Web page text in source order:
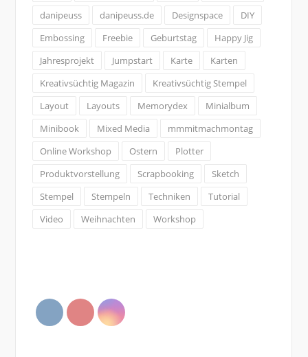
danipeuss
danipeuss.de Designspace
DIY
Embossing
Freebie Geburtstag
Happy Jig
Jahresprojekt
Jumpstart Karte
Karten
Kreativsüchtig Magazin
Kreativsüchtig Stempel
Layout
Layouts Memorydex
Minialbum
Minibook
Mixed Media
mmmitmachmontag
Online Workshop
Ostern
Plotter
Produktvorstellung
Scrapbooking
Sketch
Stempel
Stempeln Techniken
Tutorial
Video
Weihnachten Workshop